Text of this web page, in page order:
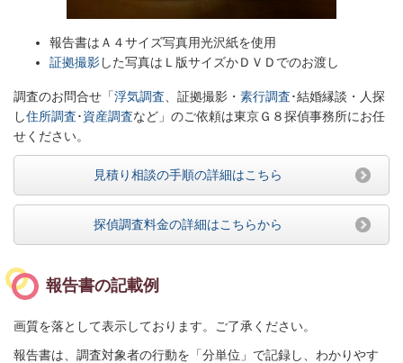
報告書はＡ４サイズ写真用光沢紙を使用
証拠撮影した写真はＬ版サイズかＤＶＤでのお渡し
調査のお問合せ「浮気調査 、証拠撮影・ 素行調査･結婚縁談・人探
し住所調査･資産調査など」のご依頼は東京Ｇ８探偵事務所にお任
せください。
見積り相談の手順の詳細はこちら
探偵調査料金の詳細はこちらから
報告書の記載例
画質を落として表示しております。ご了承ください。
報告書は、調査対象者の行動を「分単位」で記録し、わかりやす